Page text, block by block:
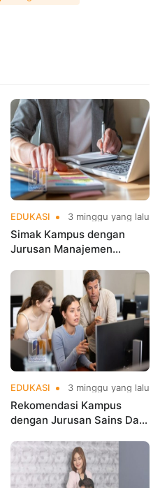
EDUKASI 3 minggu yang lalu
Simak Kampus dengan
Jurusan Manajemen
Karier Cemerlang
EDUKASI 3 minggu yang lalu
Rekomendasi Kampus
dengan Jurusan Sains Data
Jakarta di Era Big Data